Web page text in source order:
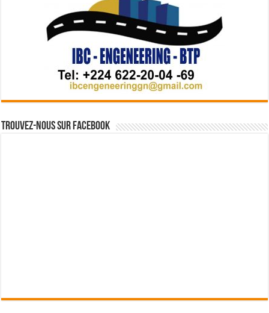
Trouvez-nous sur Facebook